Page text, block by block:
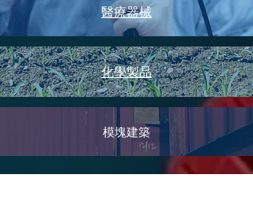
醫療器械
化學製品
模塊建築